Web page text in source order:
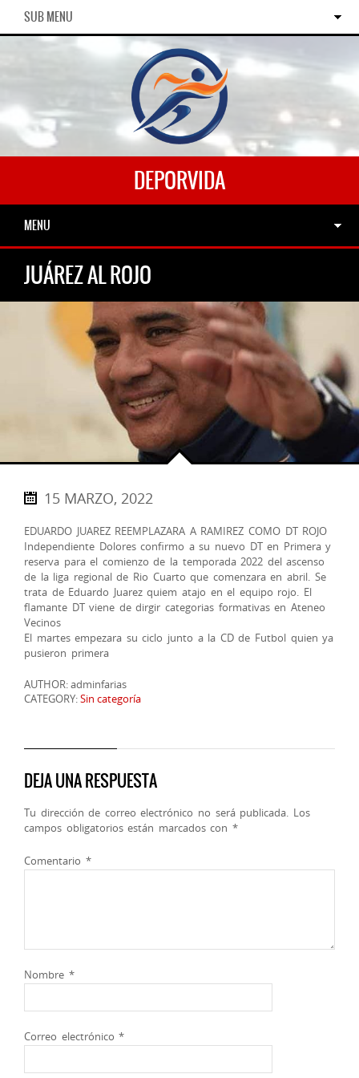
SUB MENU
DEPORVIDA
MENU
JUÁREZ AL ROJO
15 MARZO, 2022
EDUARDO JUAREZ REEMPLAZARA A RAMIREZ COMO DT ROJO
Independiente Dolores confirmo a su nuevo DT en Primera y
reserva para el comienzo de la temporada 2022 del ascenso
de la liga regional de Rio Cuarto que comenzara en abril. Se
trata de Eduardo Juarez quiem atajo en el equipo rojo. El
flamante DT viene de dirgir categorias formativas en Ateneo
Vecinos
El martes empezara su ciclo junto a la CD de Futbol quien ya
pusieron primera
AUTHOR: adminfarias
CATEGORY:Sin categoría
DEJA UNA RESPUESTA
Tu dirección de correo electrónico no será publicada. Los
campos obligatorios están marcados con *
Comentario *
Nombre *
Correo electrónico*